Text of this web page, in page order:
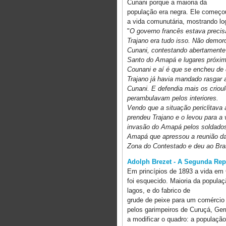
Cunani porque a maioria da
população era negra. Ele
a vida comunutária, mostrando
"O governo francês estava
Trajano era tudo isso. Não
Cunani, contestando
Santo do Amapá e lugares
Counani e aí é que se encheu
Trajano já havia mandado
Cunani. E defendia mais os
perambulavam pelos interiores.
Vendo que a situação periclitava
prendeu Trajano e o levou para
invasão do Amapá pelos
Amapá que apressou a reunião
Zona do Contestado e deu ao
Adolph Brezet - A Segunda
Em princípios de 1893 a vida
foi esquecido. Maioria da
lagos, e do fabrico de
grude de peixe para um
pelos garimpeiros de Curuçá,
a modificar o quadro: a